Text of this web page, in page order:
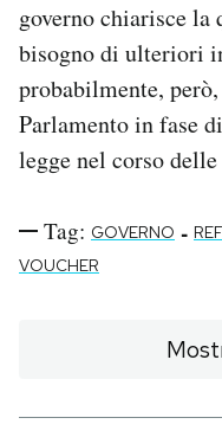
governo chiarisce la
bisogno di ulteriori
probabilmente,
Parlamento in fase
legge nel corso
Tag: GOVERNO -
VOUCHER